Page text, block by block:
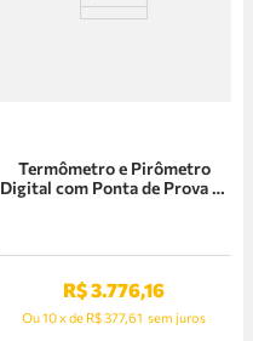
Termômetro e Pirômetro
Digital com Ponta de Prova 51
R$3.776,16
Ou10xde R$ 377,61 sem juros